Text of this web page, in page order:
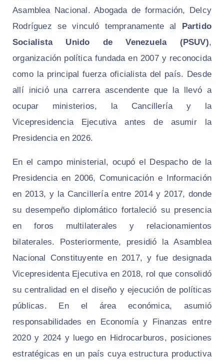
Asamblea Nacional. Abogada de formación, Delcy
Rodríguez se vinculó tempranamente al Partido
Socialista Unido de Venezuela (PSUV),
organización política fundada en 2007 y reconocida
como la principal fuerza oficialista del país. Desde
allí inició una carrera ascendente que la llevó a
ocupar ministerios, la Cancillería y la
Vicepresidencia Ejecutiva antes de asumir la
Presidencia en 2026.
En el campo ministerial, ocupó el Despacho de la
Presidencia en 2006, Comunicación e Información
en 2013, y la Cancillería entre 2014 y 2017, donde
su desempeño diplomático fortaleció su presencia
en foros multilaterales y relacionamientos
bilaterales. Posteriormente, presidió la Asamblea
Nacional Constituyente en 2017, y fue designada
Vicepresidenta Ejecutiva en 2018, rol que consolidó
su centralidad en el diseño y ejecución de políticas
públicas. En el área económica, asumió
responsabilidades en Economía y Finanzas entre
2020 y 2024 y luego en Hidrocarburos, posiciones
estratégicas en un país cuya estructura productiva